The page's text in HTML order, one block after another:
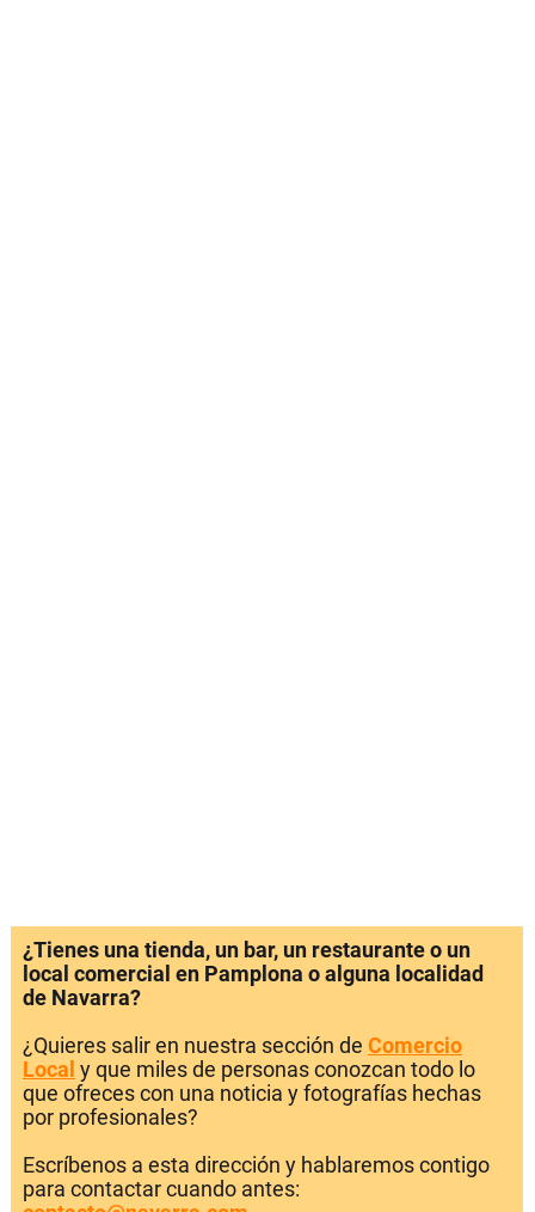
¿Tienes una tienda, un bar, un restaurante o un
local comercial en Pamplona o alguna localidad
de Navarra?
¿Quieres salir en nuestra sección de Comercio
Local y que miles de personas conozcan todo lo
que ofreces con una noticia y fotografías hechas
por profesionales?
Escríbenos a esta dirección y hablaremos contigo
para contactar cuando antes: